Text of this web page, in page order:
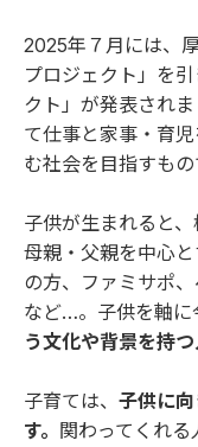
2025年７月には、
プロジェクト」を
クト」が発表され
て仕事と家事・育
む社会を目指すもの
子供が生まれると、
母親・父親を中心
の方、ファミサポ
など…。子供を軸に
う文化や背景を持
子育ては、 子供に
す。 関わってくれ